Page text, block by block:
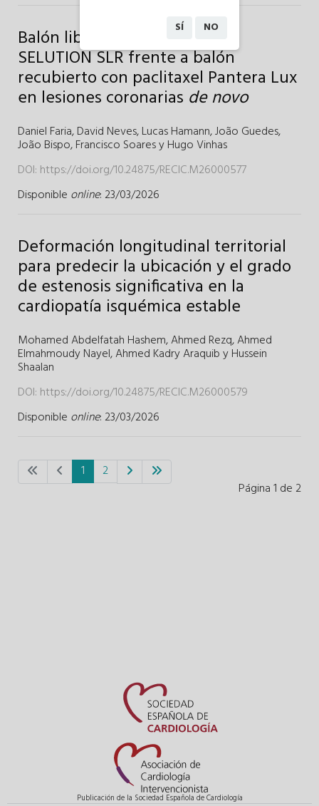
Balón liberador de sirolimus
SELUTION SLR frente a balón
recubierto con paclitaxel Pantera Lux
en lesiones coronarias de novo
Daniel Faria,David Neves,Lucas Hamann,João Guedes,
João Bispo,Francisco SoaresyHugo Vinhas
DOI: https://doi.org/10.24875/RECIC.M26000577
Disponible online: 23/03/2026
Deformación longitudinal territorial
para predecir la ubicación y el grado
de estenosis significativa en la
cardiopatía isquémica estable
Mohamed Abdelfatah Hashem,Ahmed Rezq,Ahmed
Elmahmoudy Nayel,Ahmed Kadry Araquib yHussein
Shaalan
DOI: https://doi.org/10.24875/RECIC.M26000579
Disponible online: 23/03/2026
Página 1 de 2
1 2
Publicación de la Sociedad Española de Cardiología
SÍ NO